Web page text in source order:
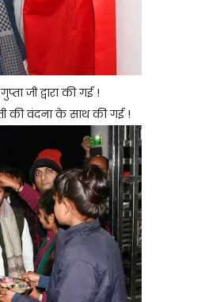
जी द्वारा की गई !
की वंदना के साथ की गई !